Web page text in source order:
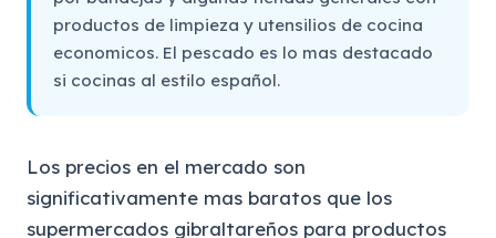
productos de limpieza y utensilios de cocina
economicos. El pescado es lo mas destacado
si cocinas al estilo español.
Los precios en el mercado son
significativamente mas baratos que los
supermercados gibraltareños para productos